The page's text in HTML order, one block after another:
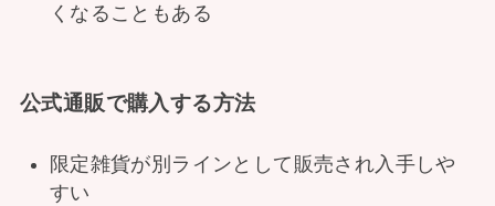
くなることもある
公式通販で購入する方法
限定雑貨が別ラインとして販売され入手しや
すい